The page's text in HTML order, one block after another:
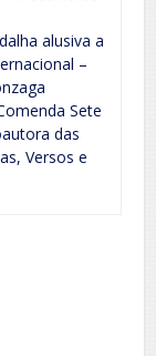
alusiva a
–
Sete
das
Versos e